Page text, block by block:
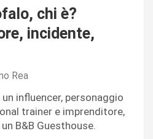
chi è?
incidente,
Rea
un influencer, personaggio
trainer e imprenditore,
B&B Guesthouse.